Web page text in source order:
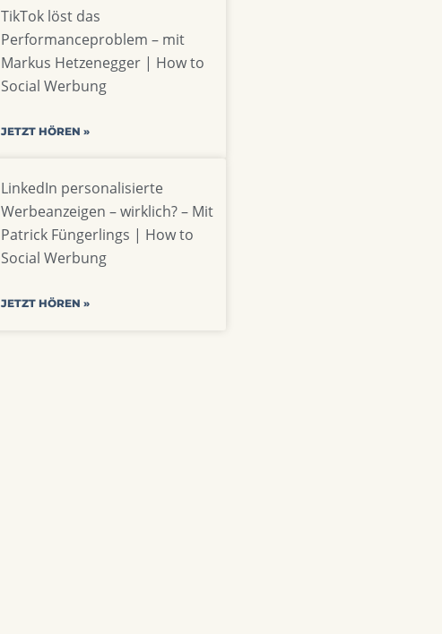
TikTok löst das
Performanceproblem – mit
Markus Hetzenegger | How to
Social Werbung
JETZT HÖREN »
LinkedIn personalisierte
Werbeanzeigen – wirklich? – Mit
Patrick Füngerlings | How to
Social Werbung
JETZT HÖREN »